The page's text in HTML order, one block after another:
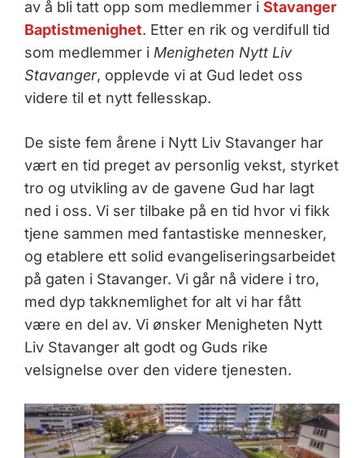
av å bli tatt opp som medlemmer i Stavanger
Baptistmenighet. Etter en rik og verdifull tid
som medlemmer i Menigheten Nytt Liv
Stavanger, opplevde vi at Gud ledet oss
videre til et nytt fellesskap.
De siste fem årene i Nytt Liv Stavanger har
vært en tid preget av personlig vekst, styrket
tro og utvikling av de gavene Gud har lagt
ned i oss. Vi ser tilbake på en tid hvor vi fikk
tjene sammen med fantastiske mennesker,
og etablere ett solid evangeliseringsarbeidet
på gaten i Stavanger. Vi går nå videre i tro,
med dyp takknemlighet for alt vi har fått
være en del av. Vi ønsker Menigheten Nytt
Liv Stavanger alt godt og Guds rike
velsignelse over den videre tjenesten.